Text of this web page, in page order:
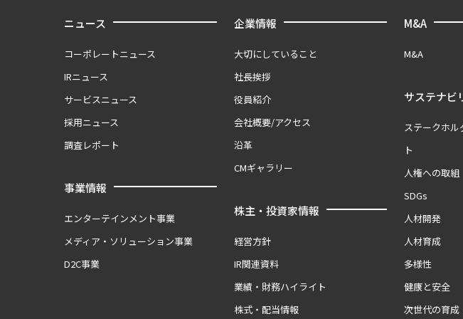
ニュース
コーポレートニュース
IRニュース
サービスニュース
採用ニュース
調査レポート
事業情報
エンターテインメント事業
メディア・ソリューション事業
D2C事業
企業情報
大切にしていること
社長挨拶
役員紹介
会社概要/アクセス
沿革
CMギャラリー
株主・投資家情報
経営方針
IR関連資料
業績・財務ハイライト
株式・配当情報
M&A
M&A
サステナビ
ステークホル
ト
人権への取組
SDGs
人材開発
人材育成
多様性
健康と安全
次世代の育成